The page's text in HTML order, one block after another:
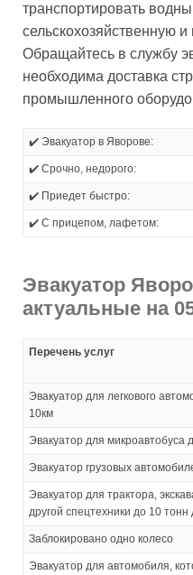
транспортировать
сельскохозяйственную и
Обращайтесь в службу
необходима доставка
промышленного
✔️ Эвакуатор в Яворове:
✔️ Срочно, недорого:
✔️ Приедет быстро:
✔️ С прицепом, лафетом:
Эвакуатор
актуальные на
Перечень услуг
Эвакуатор для легкового
10км
Эвакуатор для микроавтобуса
Эвакуатор грузовых
Эвакуатор для трактора,
другой спецтехники до 10 тонн
Заблокировано одно колесо
Эвакуатор для автомобиля,